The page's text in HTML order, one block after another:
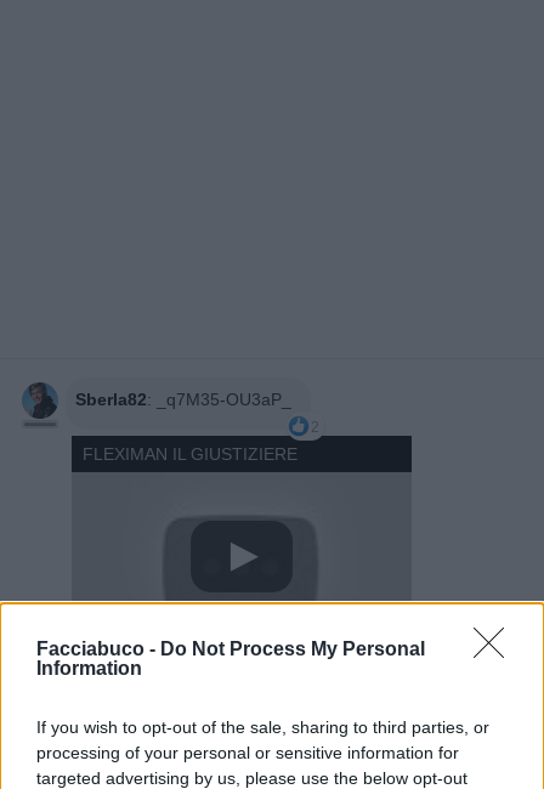
Facciabuco - Do Not Process My Personal
Information
If you wish to opt-out of the sale, sharing to third parties, or
processing of your personal or sensitive information for
targeted advertising by us, please use the below opt-out
Sberla82: _q7M35-OU3aP_
2
FLEXIMAN IL GIUSTIZIERE
·Ti stimo· Rispondi
Undertaker76: Buongiorno Sberla82 ☕☕